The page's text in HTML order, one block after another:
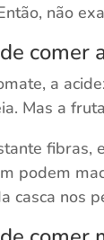
não
comer
a
Mas a
fibras,
podem
casca nos